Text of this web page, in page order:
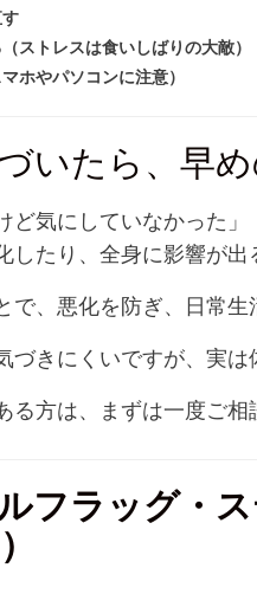
ストレスは食いしばりの大敵）
ホやパソコンに注意）
いたら、早
ど気にしていなかった
たり、全身に影響が出
、悪化を防ぎ、日常生
きにくいですが、実は
る方は、まずは一度ご相
フラッグ